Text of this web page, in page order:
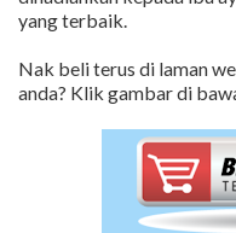
yang terbaik.
Nak beli terus di laman
anda? Klik gambar di